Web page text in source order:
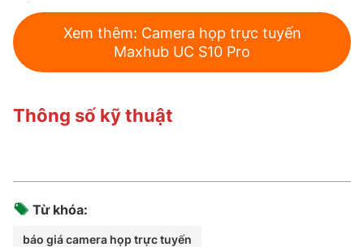
Xem thêm: Camera họp trực tuyến
Maxhub UC S10 Pro
Thông số kỹ thuật
Từ khóa:
báo giá camera họp trực tuyến